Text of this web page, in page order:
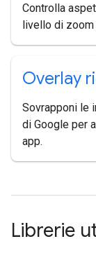
Controlla
livello di zoom
Overlay
Sovrapponi le
di Google per
app.
Librerie